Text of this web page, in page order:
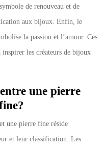
de renouveau et de
aux bijoux. Enfin, le
la passion et l’amour. Ces
inspirer les créateurs de bijoux
une pierre
une pierre fine réside
et leur classification. Les